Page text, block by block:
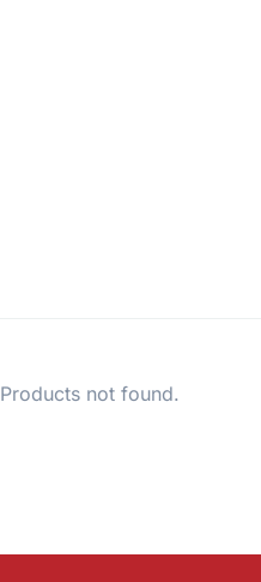
Products not found.